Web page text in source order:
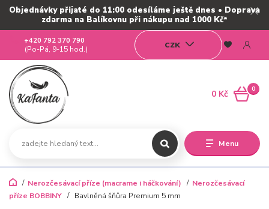
Objednávky přijaté do 11:00 odesíláme ještě dnes • Doprava
zdarma na Balíkovnu při nákupu nad 1000 Kč*
Menu
CZK
+420 792 370 790
(Po-Pá, 9-15 hod.)
0
0 Kč
Nerozčesávací příze (macrame i háčkování)
Nerozčesávací
příze BOBBINY
Bavlněná šňůra Premium 5 mm